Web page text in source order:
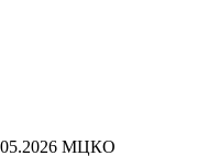
МЦКО